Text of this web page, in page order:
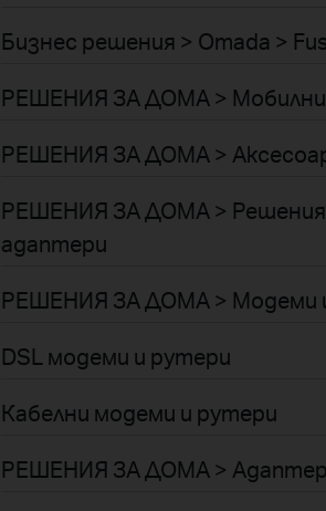
Бизнес решения > Omada >
РЕШЕНИЯ ЗА ДОМА > Мобилни
РЕШЕНИЯ ЗА ДОМА >
РЕШЕНИЯ ЗА ДОМА > Решения
адаптери
РЕШЕНИЯ ЗА ДОМА > Модеми
DSL модеми и рутери
Кабелни модеми и рутери
РЕШЕНИЯ ЗА ДОМА >